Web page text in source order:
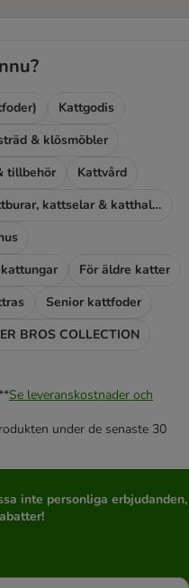
Kattgodis
& klösmöbler
tillbehör
Kattvård
Kattburar, kattselar & katthalsband
För äldre katter
Senior kattfoder
BROS COLLECTION
Se leveranskostnader och
under de senaste 30
inte personliga erbjudanden,